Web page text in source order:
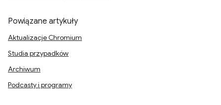
Powiązane artykuły
Aktualizacje Chromium
Studia przypadków
Archiwum
Podcasty i programy